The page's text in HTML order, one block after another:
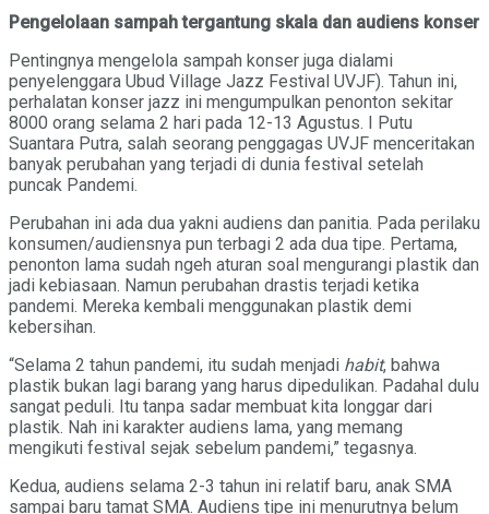
Pengelolaan sampah tergantung skala dan audiens konser
Pentingnya mengelola sampah konser juga dialami
penyelenggara Ubud Village Jazz Festival UVJF). Tahun ini,
perhalatan konser jazz ini mengumpulkan penonton sekitar
8000 orang selama 2 hari pada 12-13 Agustus. I Putu
Suantara Putra, salah seorang penggagas UVJF menceritakan
banyak perubahan yang terjadi di dunia festival setelah
puncak Pandemi.
Perubahan ini ada dua yakni audiens dan panitia. Pada perilaku
konsumen/audiensnya pun terbagi 2 ada dua tipe. Pertama,
penonton lama sudah ngeh aturan soal mengurangi plastik dan
jadi kebiasaan. Namun perubahan drastis terjadi ketika
pandemi. Mereka kembali menggunakan plastik demi
kebersihan.
“Selama 2 tahun pandemi, itu sudah menjadi habit, bahwa
plastik bukan lagi barang yang harus dipedulikan. Padahal dulu
sangat peduli. Itu tanpa sadar membuat kita longgar dari
plastik. Nah ini karakter audiens lama, yang memang
mengikuti festival sejak sebelum pandemi,” tegasnya.
Kedua, audiens selama 2-3 tahun ini relatif baru, anak SMA
sampai baru tamat SMA. Audiens tipe ini menurutnya belum